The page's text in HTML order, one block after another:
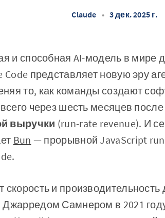
Claude • 3 дек. 2025 г.
и способная AI-модель в мире
представляет новую эру
то, как команды создают
через шесть месяцев
выручки (run-rate revenue). И
Bun — прорывной JavaScript
скорость и
Самнером в 2021